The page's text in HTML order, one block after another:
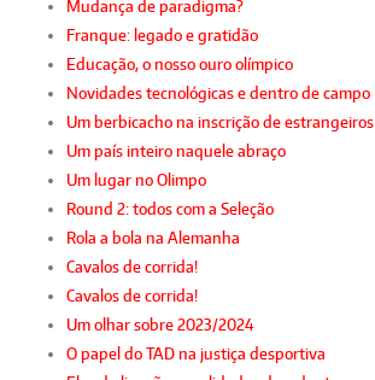
Mudança de paradigma?
Franque: legado e gratidão
Educação, o nosso ouro olímpico
Novidades tecnológicas e dentro de campo
Um berbicacho na inscrição de estrangeiros
Um país inteiro naquele abraço
Um lugar no Olimpo
Round 2: todos com a Seleção
Rola a bola na Alemanha
Cavalos de corrida!
Cavalos de corrida!
Um olhar sobre 2023/2024
O papel do TAD na justiça desportiva